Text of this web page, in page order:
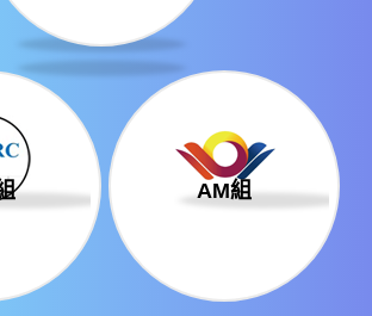
AM組